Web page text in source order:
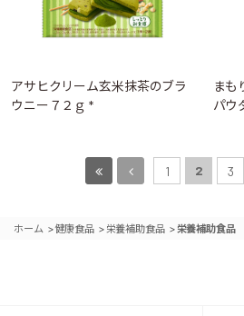
アサヒクリーム玄米抹茶のブラ
ウニー７２ｇ *
まも
パウ
1 2 3
ホーム >健康食品 > 栄養補助食品 > 栄養補助食品